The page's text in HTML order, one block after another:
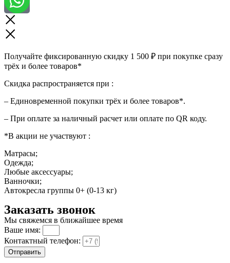
Получайте фиксированную скидку 1 500 ₽ при покупке сразу
трёх и более товаров*
Скидка распространяется при :
– Единовременной покупки трёх и более товаров*.
– При оплате за наличный расчет или оплате по QR коду.
*В акции не участвуют :
Матрасы;
Одежда;
Любые аксессуары;
Ванночки;
Автокресла группы 0+ (0-13 кг)
Заказать звонок
Мы свяжемся в ближайшее время
Ваше имя:
Контактный телефон:
Отправить